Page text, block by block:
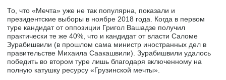
То, что «Мечта» уже не так популярна, показали и
президентские выборы в ноябре 2018 года. Когда в первом
туре кандидат от оппозиции Григол Вашадзе получил
практически те же 40%, что и кандидат от власти Саломе
Зурабишвили (в прошлом сама министр иностранных дел в
правительстве Михаила Саакашвили). Зурабишвили удалось
победить во втором туре лишь благодаря включенному на
полную катушку ресурсу «Грузинской мечты».